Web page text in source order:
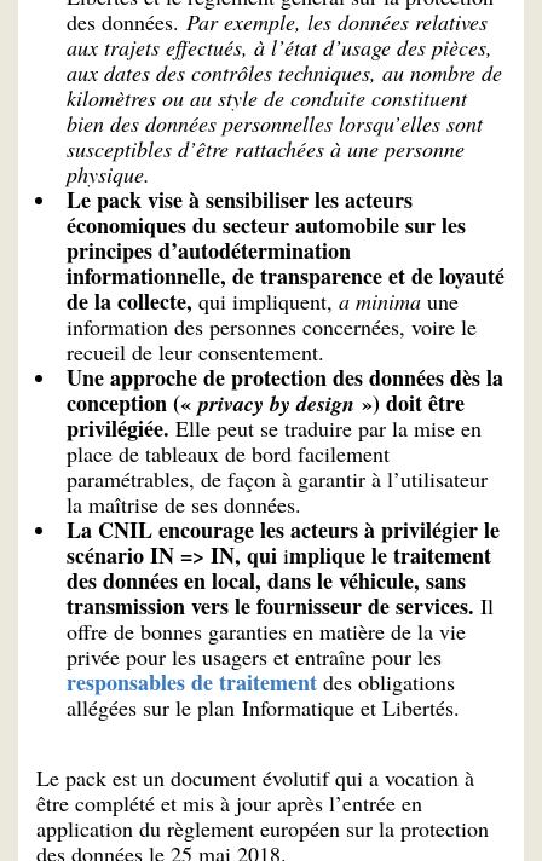
des données. Par exemple, les données relatives
aux trajets effectués, à l’état d’usage des pièces,
aux dates des contrôles techniques, au nombre de
kilomètres ou au style de conduite constituent
bien des données personnelles lorsqu’elles sont
susceptibles d’être rattachées à une personne
physique.
Le pack vise à sensibiliser les acteurs
économiques du secteur automobile sur les
principes d’autodétermination
informationnelle, de transparence et de loyauté
de la collecte, qui impliquent, a minima une
information des personnes concernées, voire le
recueil de leur consentement.
Une approche de protection des données dès la
conception («privacy by design ») doit être
privilégiée. Elle peut se traduire par la mise en
place de tableaux de bord facilement
paramétrables, de façon à garantir à l’utilisateur
la maîtrise de ses données.
La CNIL encourage les acteurs à privilégier le
scénario IN => IN, qui implique le traitement
des données en local, dans le véhicule, sans
transmission vers le fournisseur de services. Il
offre de bonnes garanties en matière de la vie
privée pour les usagers et entraîne pour les
responsables de traitement des obligations
allégées sur le plan Informatique et Libertés.
Le pack est un document évolutif qui a vocation à
être complété et mis à jour après l’entrée en
application du règlement européen sur la protection
des données le 25 mai 2018.